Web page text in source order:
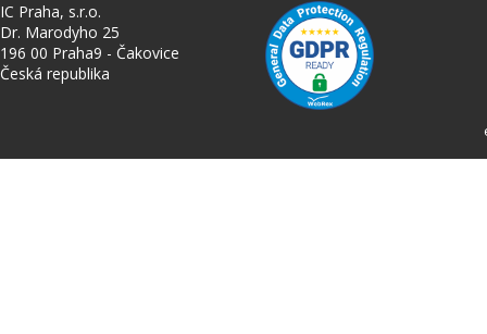
IC Praha, s.r.o.
Dr. Marodyho 25
196 00 Praha9 - Čakovice
Česká republika